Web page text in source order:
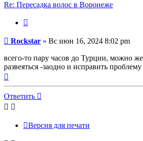
Re: Пересадка волос в Воронеже
Сообщение
Rockstar » Вс июн 16, 2024 8:02 pm
всего-то пару часов до Турции, можно
развеяться -заодно и исправить проблему
началу
Ответить
Версия для печати